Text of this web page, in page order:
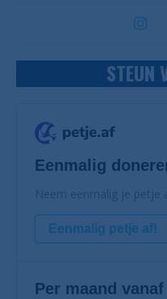
STEUN
Eenmalig
Neem eenmalig je petje
Eenmalig petje af!
Per maand vanaf